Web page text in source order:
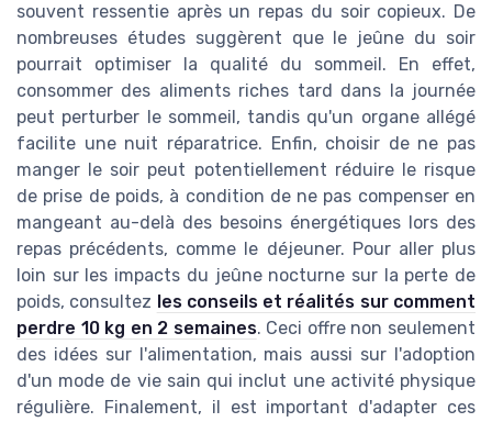
souvent ressentie après un repas du soir copieux. De
nombreuses études suggèrent que le jeûne du soir
pourrait optimiser la qualité du sommeil. En effet,
consommer des aliments riches tard dans la journée
peut perturber le sommeil, tandis qu'un organe allégé
facilite une nuit réparatrice. Enfin, choisir de ne pas
manger le soir peut potentiellement réduire le risque
de prise de poids, à condition de ne pas compenser en
mangeant au-delà des besoins énergétiques lors des
repas précédents, comme le déjeuner. Pour aller plus
loin sur les impacts du jeûne nocturne sur la perte de
poids, consultez les conseils et réalités sur comment
perdre 10 kg en 2 semaines. Ceci offre non seulement
des idées sur l'alimentation, mais aussi sur l'adoption
d'un mode de vie sain qui inclut une activité physique
régulière. Finalement, il est important d'adapter ces